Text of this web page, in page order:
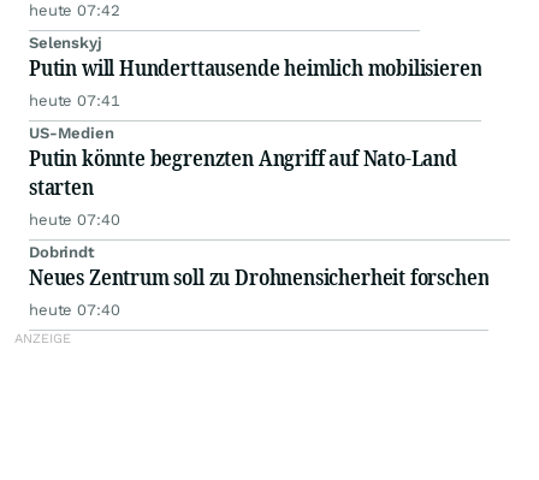
heute 07:42
Selenskyj
Putin will Hunderttausende heimlich mobilisieren
heute 07:41
US-Medien
Putin könnte begrenzten Angriff auf Nato-Land
starten
heute 07:40
Dobrindt
Neues Zentrum soll zu Drohnensicherheit forschen
heute 07:40